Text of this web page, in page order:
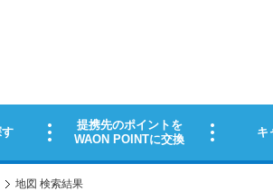
地図 検索結果